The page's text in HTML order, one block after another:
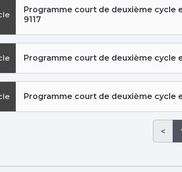
Programme court de deuxième cycle
9117
Programme court de deuxième cycle
Programme court de deuxième cycle
<